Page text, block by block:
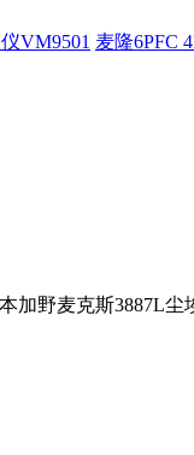
VM9501 麦隆6PFC
加野麦克斯3887L尘